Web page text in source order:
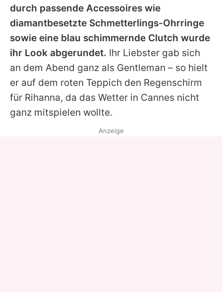
Utiq verwalten
durch passende Accessoires wie
diamantbesetzte Schmetterlings-Ohrringe
sowie eine blau schimmernde Clutch wurde
ihr Look abgerundet. Ihr Liebster gab sich
an dem Abend ganz als Gentleman – so hielt
er auf dem roten Teppich den Regenschirm
für Rihanna, da das Wetter in Cannes nicht
ganz mitspielen wollte.
Anzeige